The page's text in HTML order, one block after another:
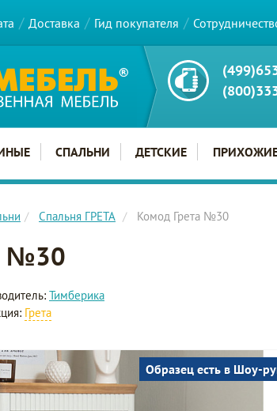
Доставка Гид покупателя
СПАЛЬНИ ДЕТСКИЕ
Спальня ГРЕТА Комод Грета №30
№30
Тимберика
Грета
Образец есть в Шоу-